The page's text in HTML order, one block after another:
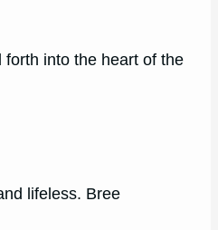
into the heart of the
lifeless. Bree